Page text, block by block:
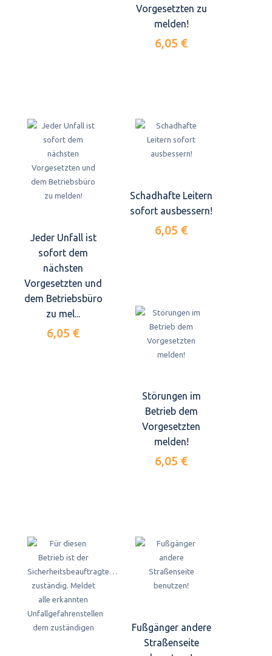
Vorgesetzten zu
melden!
6,05 €
Jeder Unfall ist
sofort dem
nächsten
Vorgesetzten und
dem Betriebsbüro
zu mel...
6,05 €
Schadhafte Leitern
sofort ausbessern!
6,05 €
Störungen im
Betrieb dem
Vorgesetzten
melden!
6,05 €
Fußgänger andere
Straßenseite